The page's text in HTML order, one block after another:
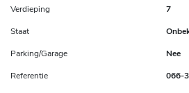
Verdieping
7
Staat
Parking/Garage
Nee
Referentie
066-